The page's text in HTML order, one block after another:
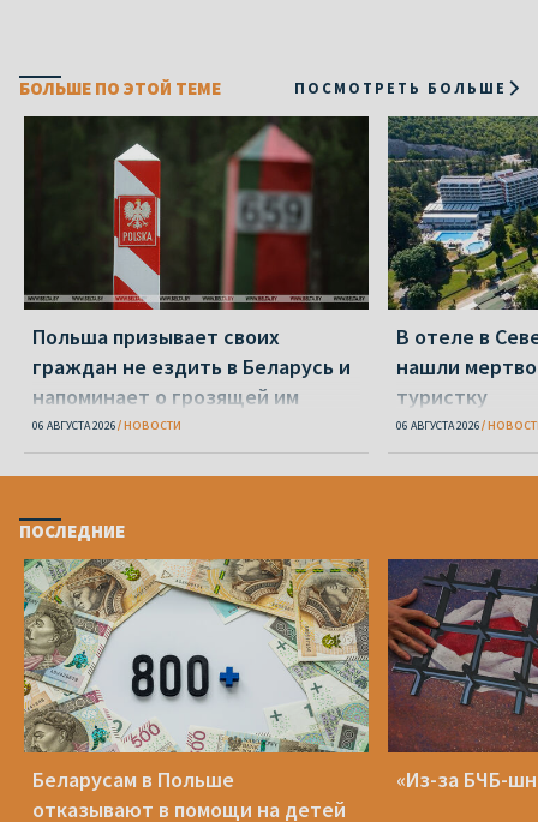
БОЛЬШЕ ПО ЭТОЙ ТЕМЕ ПОСМОТРЕТЬ БОЛЬШЕ
Польша призывает своих
граждан не ездить в Беларусь и
напоминает о грозящей им
опасности
06 АВГУСТА 2026 НОВОСТИ
В отеле в
нашли
туристку
06 АВГУСТА 2026
ПОСЛЕДНИЕ
Беларусам в Польше
отказывают в помощи на детей
«Из-за БЧБ-